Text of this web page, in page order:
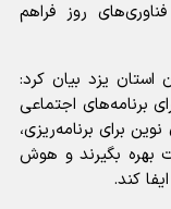
روز فراهم
استان یزد بیان کرد:
برنامه‌های اجتماعی
برای برنامه‌ریزی،
بهره بگیرند و هوش
کند.